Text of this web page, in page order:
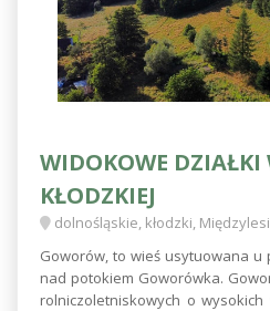
WIDOKOWE DZIAŁKI
KŁODZKIEJ
dolnośląskie, kłodzki,
Goworów, to wieś usytuowana u
nad potokiem Goworówka.
rolniczoletniskowych o